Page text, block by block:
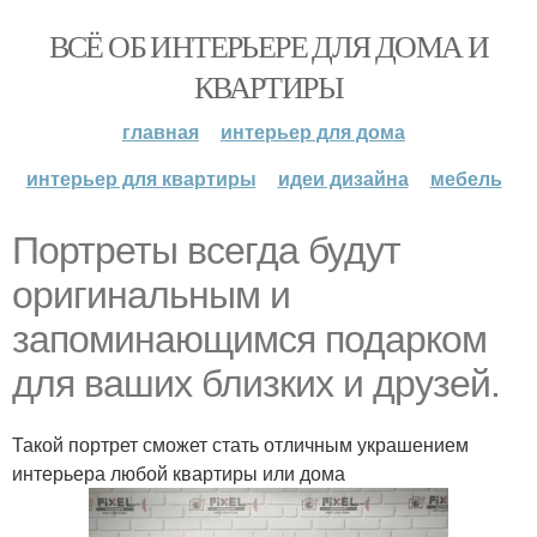
ВСЁ ОБ ИНТЕРЬЕРЕ ДЛЯ ДОМА И
КВАРТИРЫ
главная
интерьер для дома
интерьер для квартиры
идеи дизайна мебель
Портреты всегда будут
оригинальным и
запоминающимся подарком
для ваших близких и друзей.
Такой портрет сможет стать отличным украшением
интерьера любой квартиры или дома